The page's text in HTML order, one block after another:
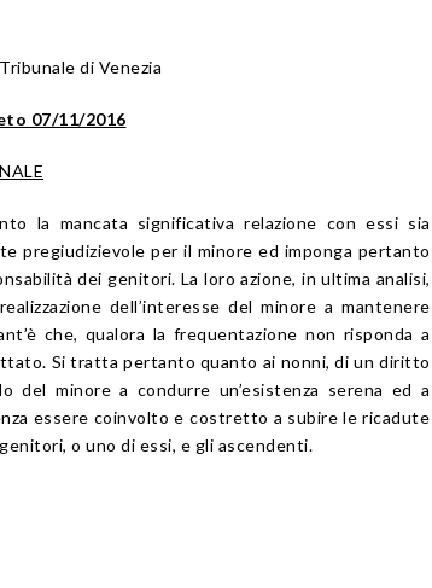
di Venezia
07/11/2016
la mancata significativa relazione con essi sia
pregiudizievole per il minore ed imponga pertanto
dei genitori. La loro azione, in ultima analisi,
dell’interesse del minore a mantenere
che, qualora la frequentazione non risponda a
Si tratta pertanto quanto ai nonni, di un diritto
del minore a condurre un’esistenza serena ed a
essere coinvolto e costretto a subire le ricadute
o uno di essi, e gli ascendenti.